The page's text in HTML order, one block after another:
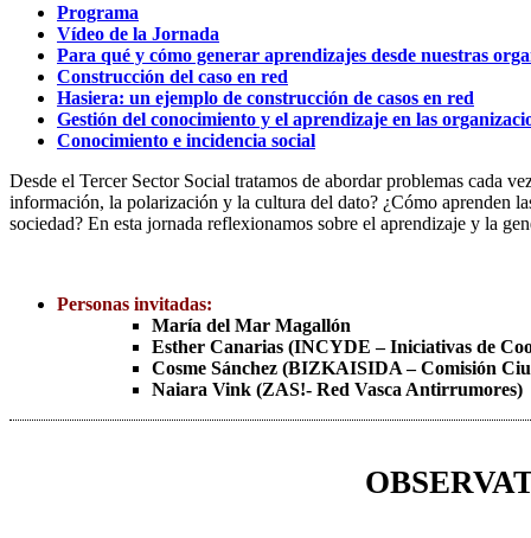
Programa
Vídeo de la Jornada
Para qué y cómo generar aprendizajes desde nuestras
Construcción del caso en red
Hasiera: un ejemplo de construcción de casos en red
Gestión del conocimiento y el aprendizaje en las
Conocimiento e incidencia social
Desde el Tercer Sector Social tratamos de abordar problemas cada
información, la polarización y la cultura del dato? ¿Cómo aprenden
sociedad? En esta jornada reflexionamos sobre el aprendizaje y la
Personas invitadas:
María del Mar Magallón
Esther Canarias (INCYDE – Iniciativas de
Cosme Sánchez (BIZKAISIDA – Comisión
Naiara Vink (ZAS!- Red Vasca Antirrumores)